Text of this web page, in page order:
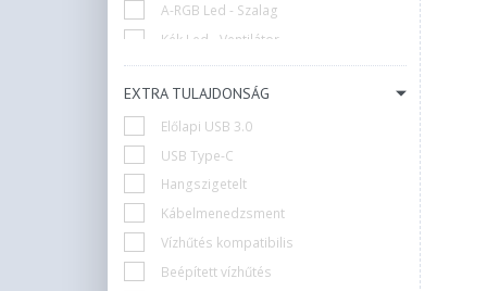
A-RGB Led - Szalag
Kék Led - Ventilátor
Kék Led - Házvilágítás
Zöld Led - Ventilátor
Fehér Led - Ventilátor
F-RGB Led - Ventilátor
D-RGB Led - Ventilátor
D-RGB Led - Házvilágítás
EXTRA TULAJDONSÁG
Előlapi USB 3.0
USB Type-C
Hangszigetelt
Kábelmenedzsment
Vízhűtés kompatibilis
Beépített vízhűtés